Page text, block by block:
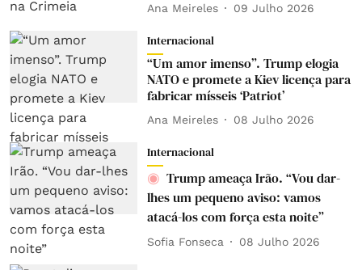
Ana Meireles 09 Julho 2026
Internacional
“Um amor imenso”. Trump elogia
NATO e promete a Kiev licença para
fabricar mísseis ‘Patriot’
Ana Meireles 08 Julho 2026
Internacional
Trump ameaça Irão. “Vou dar-
lhes um pequeno aviso: vamos
atacá-los com força esta noite”
Sofia Fonseca 08 Julho 2026